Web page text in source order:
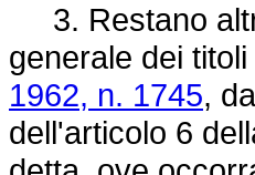
3. Restano
generale dei
1962, n. 1745,
dell'articolo 6